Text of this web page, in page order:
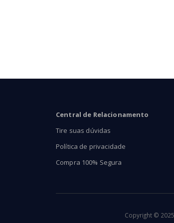
Central de Relacionamento
Tire suas dúvidas
Política de privacidade
Compra 100% Segura
Copyright ©